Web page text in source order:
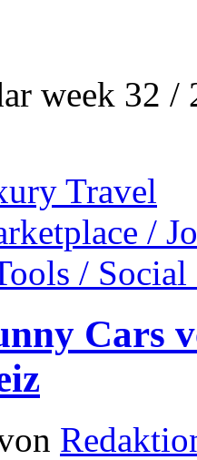
week 32 /
Travel
/
/
Cars